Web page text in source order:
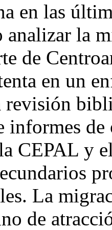
en las
la
de
en un
revisión
informes
CEPAL y
La
de